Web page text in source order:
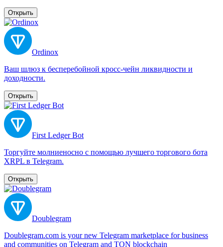
Открыть
Ordinox
Ваш шлюз к бесперебойной кросс-чейн ликвидности и
доходности.
Открыть
First Ledger Bot
Торгуйте молниеносно с помощью лучшего торгового бота
XRPL в Telegram.
Открыть
Doublegram
Doublegram.com is your new Telegram marketplace for business
and communities on Telegram and TON blockchain